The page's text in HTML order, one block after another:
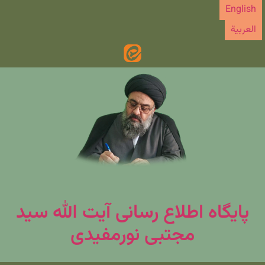
پرش
محتوا
English
العربیة
پایگاه اطلاع رسانی آیت الله سید
مجتبی نورمفیدی